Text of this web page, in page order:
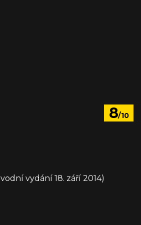
8/10
vydání 18. září 2014)